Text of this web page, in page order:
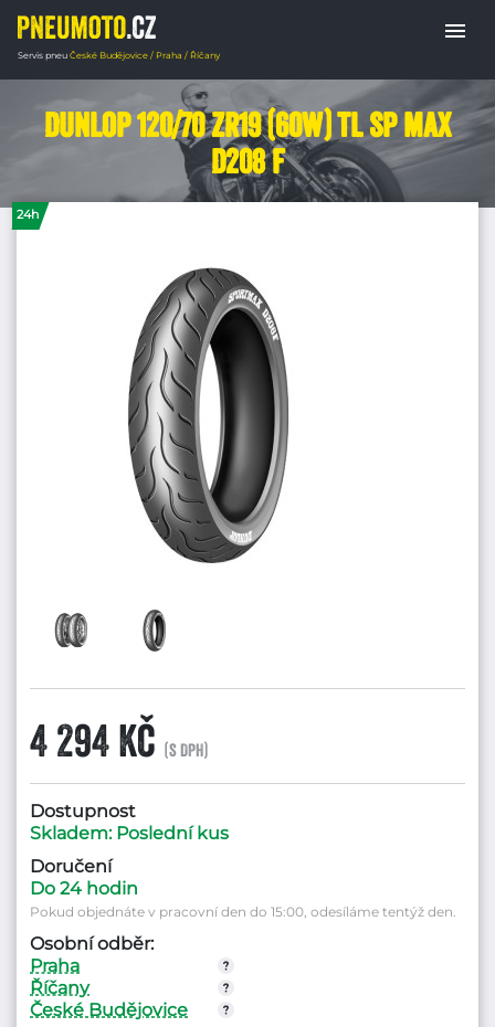
Servis pneu České Budějovice / Praha / Říčany
menu
Domů PNEUMATIKY MOTORKY Chopper
Dunlop 120/70 ZR19 (60W) TL SP Max
D208 F
24h
4 294 Kč (s DPH)
Dostupnost
Skladem: Poslední kus
Doručení
Do 24 hodin
Pokud objednáte v pracovní den do 15:00, odesíláme tentýž den.
Osobní odběr:
Praha
Říčany
České Budějovice